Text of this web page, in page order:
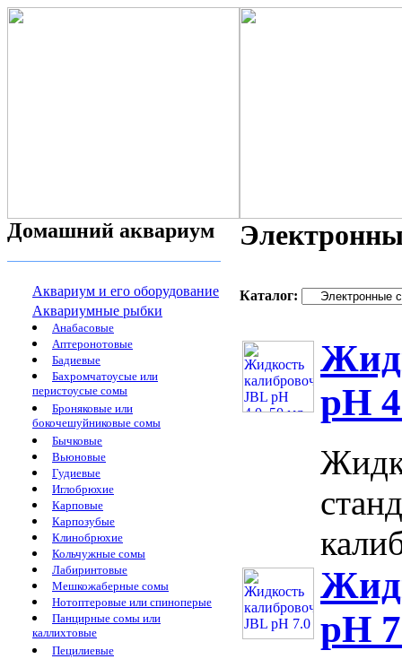
Домашний аквариум
Аквариум и его оборудование
Аквариумные рыбки
Анабасовые
Аптеронотовые
Бадиевые
Бахромчатоусые или
перистоусые сомы
Броняковые или
бокочешуйниковые сомы
Бычковые
Вьюновые
Гудиевые
Иглобрюхие
Карповые
Карпозубые
Клинобрюхие
Кольчужные сомы
Лабиринтовые
Мешкожаберные сомы
Нотоптеровые или спиноперые
Панцирные сомы или
каллихтовые
Пецилиевые
Каталог:
pH
pH